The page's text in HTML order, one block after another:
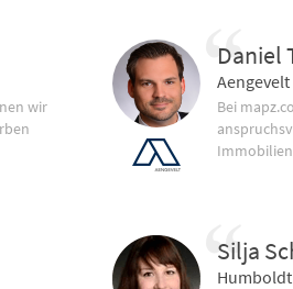
wir
Daniel
Bei
Silja
Humboldt